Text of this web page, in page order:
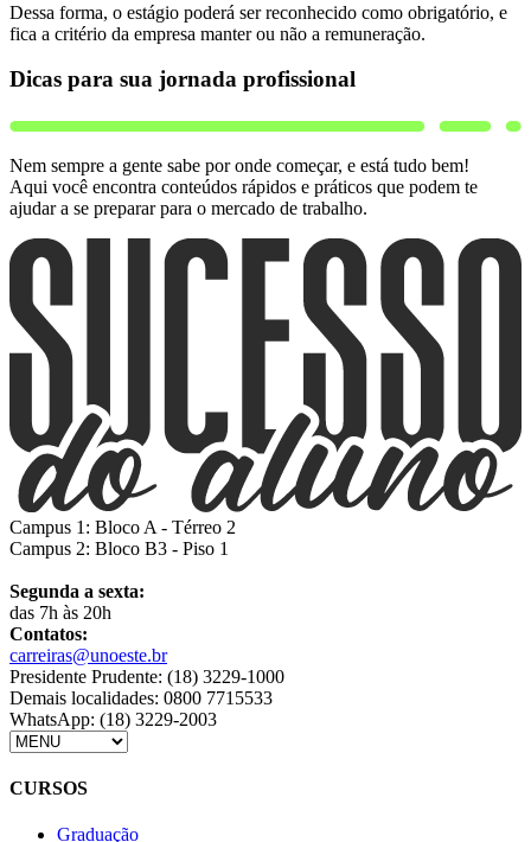
Dessa forma, o estágio poderá ser reconhecido como obrigatório, e
fica a critério da empresa manter ou não a remuneração.
Dicas para sua jornada profissional
Nem sempre a gente sabe por onde começar, e está tudo bem!
Aqui você encontra conteúdos rápidos e práticos que podem te
ajudar a se preparar para o mercado de trabalho.
Campus 1: Bloco A - Térreo 2
Campus 2: Bloco B3 - Piso 1
Segunda a sexta:
das 7h às 20h
Contatos:
carreiras@unoeste.br
Presidente Prudente: (18) 3229-1000
Demais localidades: 0800 7715533
WhatsApp: (18) 3229-2003
CURSOS
Graduação